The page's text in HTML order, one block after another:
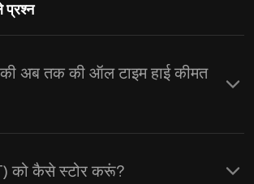
प्रश्न
अब तक की ऑल टाइम हाई कीमत
को कैसे स्टोर करूं?